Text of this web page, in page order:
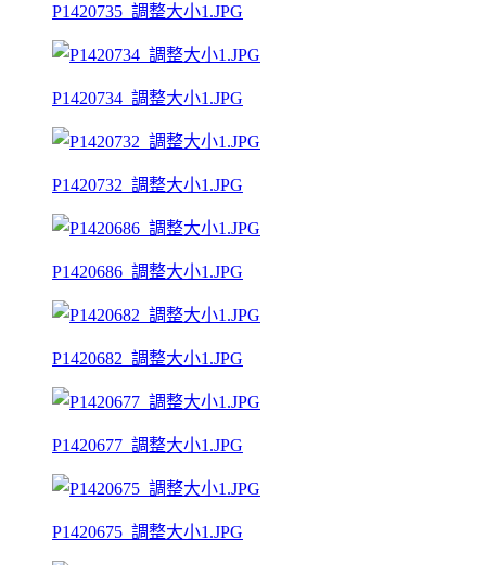
P1420735_調整大小1.JPG
P1420734_調整大小1.JPG
P1420732_調整大小1.JPG
P1420686_調整大小1.JPG
P1420682_調整大小1.JPG
P1420677_調整大小1.JPG
P1420675_調整大小1.JPG